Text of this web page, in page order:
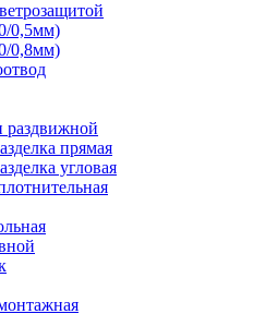
0,5мм)
0,8мм)
прямая
угловая